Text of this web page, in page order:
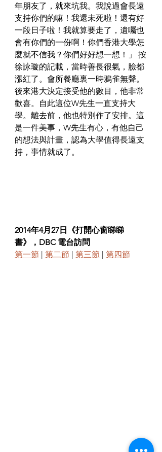
年朋友了，就來坑我。我說過會長遠
支持你們的嘛！我還未死啦！還有好
一段日子啦！我就算要走了，遺囑也
會有你們的一份啊！你們香港大學怎
麼就不信我？你們好好想一想！」
按
徐詠璇的記載，當時善長很氣，臉都
漲紅了。會所餐廳裏一時鴉雀無聲。
後來港大決定接受他的數目，他非常
歡喜。自此這位W先生一直支持大
學。離去前，他也特別作了安排。 這
是一件美事，W先生有心，有他自己
的想法與計畫，認為大學值得長遠支
持，事情就成了。
2014年4月27日《打開心窗睇睇
書》，DBC 電台訪問
第一節 | 第二節 | 第三節 | 第四節